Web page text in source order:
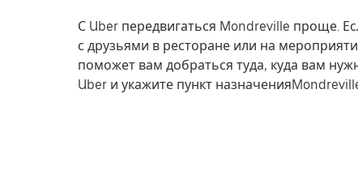
С Uber передвигаться Mondreville проще.
с друзьями в ресторане или на
поможет вам добраться туда, куда вам
Uber и укажите пункт